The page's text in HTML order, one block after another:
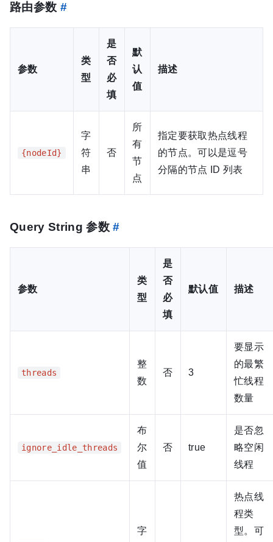
路由参数 #
参数
类
型
是
否
必
填
默
认
值
描述
{nodeId}
字
符
串
否
所
有
节
点
指定要获取热点线程
的节点。可以是逗号
分隔的节点 ID 列表
Query String 参数#
参数
类
型
是
否
必
填
默认值 描述
threads
整
数
否 3
要显示
的最繁
忙线程
数量
ignore_idle_threads
布
尔
值
否 true
是否忽
略空闲
线程
字
热点线
程类
型。可